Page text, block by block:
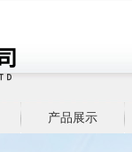
产品展示